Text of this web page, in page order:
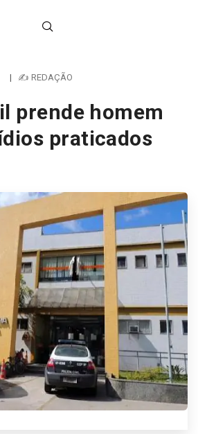
| ✍ REDAÇÃO
prende homem
praticados